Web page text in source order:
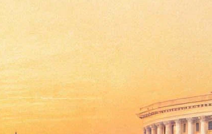
о человеке и волке